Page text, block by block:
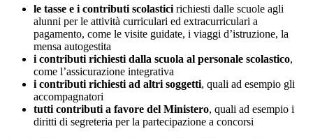
le tasse e i contributi scolastici richiesti dalle scuole agli
alunni per le attività curriculari ed extracurriculari a
pagamento, come le visite guidate, i viaggi d’istruzione, la
mensa autogestita
i contributi richiesti dalla scuola al personale scolastico,
come l’assicurazione integrativa
i contributi richiesti ad altri soggetti, quali ad esempio gli
accompagnatori
tutti contributi a favore del Ministero, quali ad esempio i
diritti di segreteria per la partecipazione a concorsi